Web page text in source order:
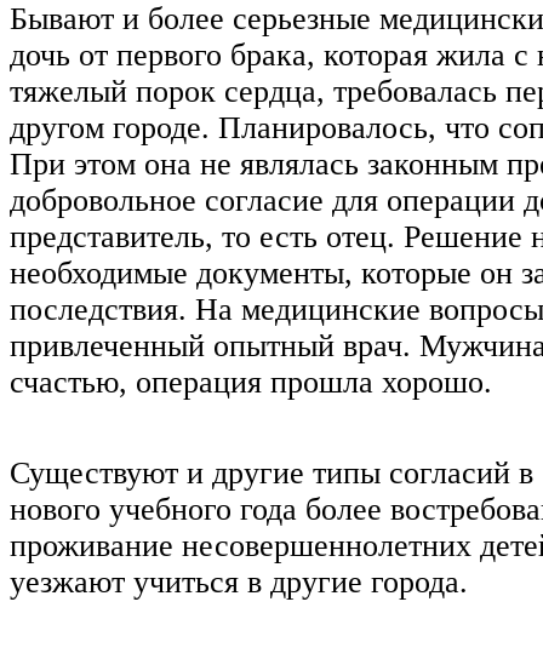
Бывают и более серьезные
дочь от первого брака, которая жила
тяжелый порок сердца, требовалась
другом городе. Планировалось, что
При этом она не являлась законным
добровольное согласие для
представитель, то есть отец.
необходимые документы, которые он
последствия. На медицинские
привлеченный опытный врач.
счастью, операция прошла хорошо.
Существуют и другие типы согласий
нового учебного года более
проживание несовершеннолетних
уезжают учиться в другие города.